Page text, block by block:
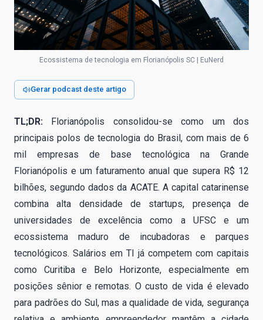
Ecossistema de tecnologia em Florianópolis SC | EuNerd
Gerar podcast deste artigo
TL;DR: Florianópolis consolidou-se como um dos
principais polos de tecnologia do Brasil, com mais de 6
mil empresas de base tecnológica na Grande
Florianópolis e um faturamento anual que supera R$ 12
bilhões, segundo dados da ACATE. A capital catarinense
combina alta densidade de startups, presença de
universidades de excelência como a UFSC e um
ecossistema maduro de incubadoras e parques
tecnológicos. Salários em TI já competem com capitais
como Curitiba e Belo Horizonte, especialmente em
posições sênior e remotas. O custo de vida é elevado
para padrões do Sul, mas a qualidade de vida, segurança